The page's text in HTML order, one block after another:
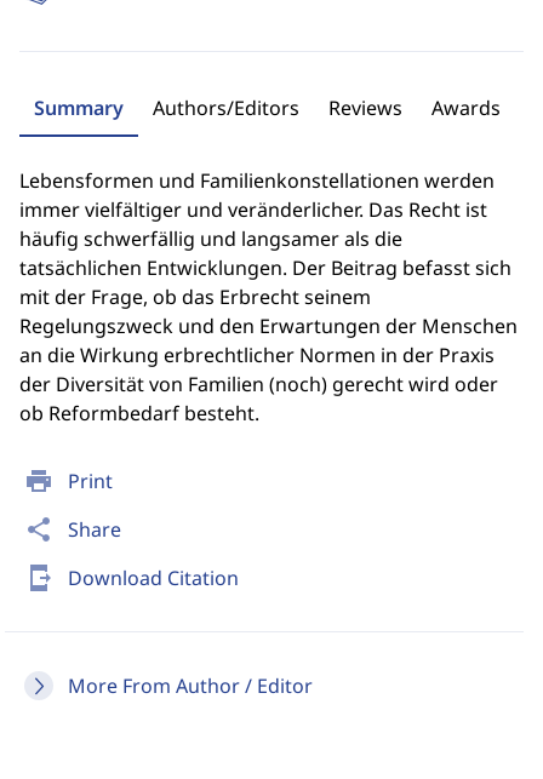
print Print
share Share
send_to_mobile Download Citation
More From Author / Editor
Summary Authors/Editors Reviews Awards
Lebensformen und Familienkonstellationen werden
immer vielfältiger und veränderlicher. Das Recht ist
häufig schwerfällig und langsamer als die
tatsächlichen Entwicklungen. Der Beitrag befasst sich
mit der Frage, ob das Erbrecht seinem
Regelungszweck und den Erwartungen der Menschen
an die Wirkung erbrechtlicher Normen in der Praxis
der Diversität von Familien (noch) gerecht wird oder
ob Reformbedarf besteht.